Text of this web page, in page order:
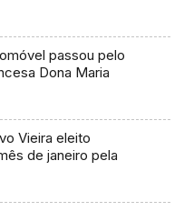
passou pelo
Dona Maria
Vieira eleito
de janeiro pela